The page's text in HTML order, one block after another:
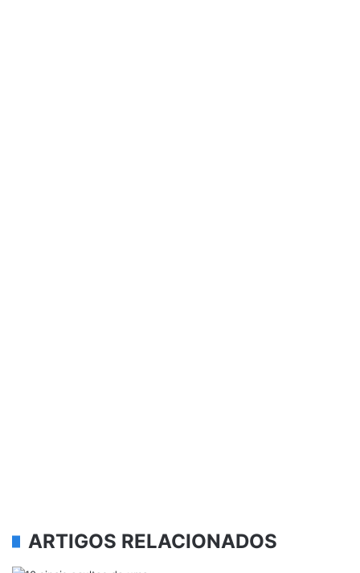
ARTIGOS RELACIONADOS